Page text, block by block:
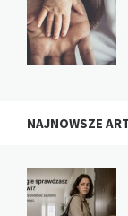
NAJNOWSZE